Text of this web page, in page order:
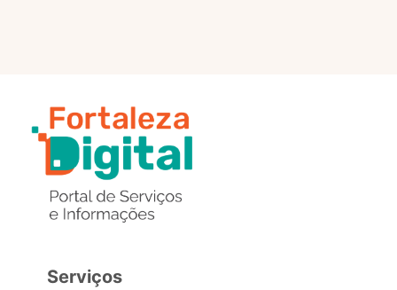
Serviços